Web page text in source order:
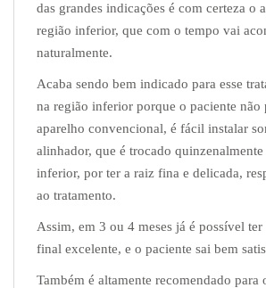
das grandes indicações é com certeza o
região inferior, que com o tempo vai
naturalmente.
Acaba sendo bem indicado para esse
na região inferior porque o paciente não
aparelho convencional, é fácil instalar
alinhador, que é trocado quinzenalmente
inferior, por ter a raiz fina e delicada,
ao tratamento.
Assim, em 3 ou 4 meses já é possível
final excelente, e o paciente sai bem
Também é altamente recomendado para